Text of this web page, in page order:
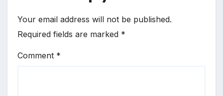
Your email address will not be published.
Required fields are marked *
Comment *